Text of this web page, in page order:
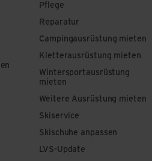
Pflege
Reparatur
Campingausrüstung mieten
Kletterausrüstung mieten
Wintersportausrüstung
mieten
Weitere Ausrüstung mieten
Skiservice
Skischuhe anpassen
LVS-Update